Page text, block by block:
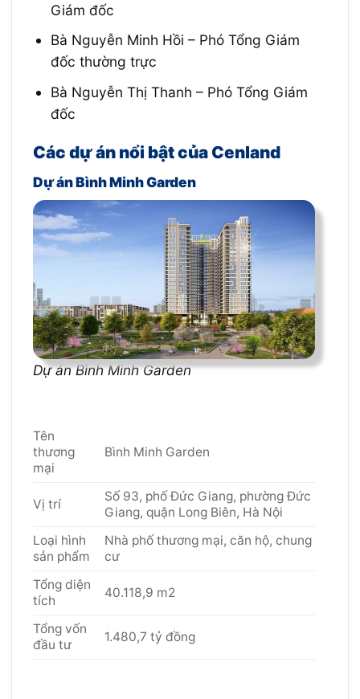
Giám đốc
Bà Nguyễn Minh Hồi – Phó Tổng Giám
đốc thường trực
Bà Nguyễn Thị Thanh – Phó Tổng Giám
đốc
Các dự án nổi bật của Cenland
Dự án Bình Minh Garden
Dự án Bình Minh Garden
Tên
thương
mại
Bình Minh Garden
Vị trí
Số 93, phố Đức Giang, phường Đức
Giang, quận Long Biên, Hà Nội
Loại hình
sản phẩm
Nhà phố thương mại, căn hộ, chung
cư
Tổng diện
tích
40.118,9 m2
Tổng vốn
đầu tư
1.480,7 tỷ đồng